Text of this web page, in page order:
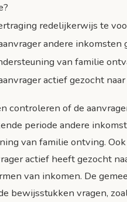
redelijkerwijs te
andere inkomsten
van familie
actief gezocht
controleren of de
periode andere
van familie ontving.
actief heeft gezocht
van inkomen. De
bewijsstukken vragen,